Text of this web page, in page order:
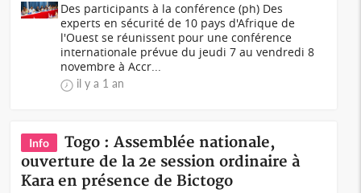
Des participants à la conférence (ph) Des
experts en sécurité de 10 pays d'Afrique de
l'Ouest se réunissent pour une conférence
internationale prévue du jeudi 7 au vendredi 8
novembre à Accr...
il y a 1 an
Info
Togo : Assemblée nationale,
ouverture de la 2e session ordinaire à
Kara en présence de Bictogo